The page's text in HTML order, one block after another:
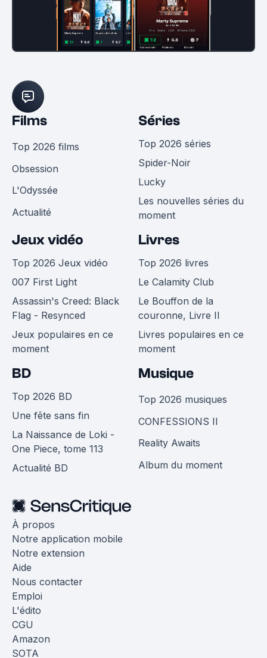
Films
Top 2026 films
Obsession
L'Odyssée
Actualité
Séries
Top 2026 séries
Spider-Noir
Lucky
Les nouvelles séries du
moment
Jeux vidéo
Top 2026 Jeux vidéo
007 First Light
Assassin's Creed: Black
Flag - Resynced
Jeux populaires en ce
moment
Livres
Top 2026 livres
Le Calamity Club
Le Bouffon de la
couronne, Livre II
Livres populaires en ce
moment
BD
Top 2026 BD
Une fête sans fin
La Naissance de Loki -
One Piece, tome 113
Actualité BD
Musique
Top 2026 musiques
CONFESSIONS II
Reality Awaits
Album du moment
À propos
Notre application mobile
Notre extension
Aide
Nous contacter
Emploi
L'édito
CGU
Amazon
SOTA